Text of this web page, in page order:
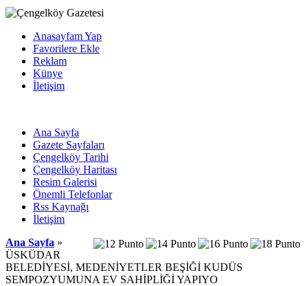
Anasayfam Yap
Favorilere Ekle
Reklam
Künye
İletişim
Ana Sayfa
Gazete Sayfaları
Çengelköy Tarihi
Çengelköy Haritası
Resim Galerisi
Önemli Telefonlar
Rss Kaynağı
İletişim
Ana Sayfa »
ÜSKÜDAR
BELEDİYESİ, MEDENİYETLER BEŞİĞİ KUDÜS
SEMPOZYUMUNA EV SAHİPLİĞİ YAPIYO